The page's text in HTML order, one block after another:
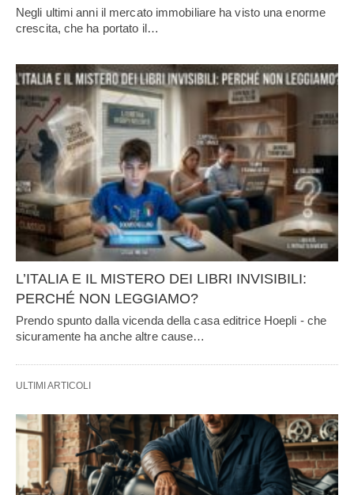
Negli ultimi anni il mercato immobiliare ha visto una enorme
crescita, che ha portato il…
L’ITALIA E IL MISTERO DEI LIBRI INVISIBILI:
PERCHÉ NON LEGGIAMO?
Prendo spunto dalla vicenda della casa editrice Hoepli - che
sicuramente ha anche altre cause…
ULTIMI ARTICOLI